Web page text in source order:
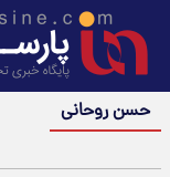
حسن روحانی